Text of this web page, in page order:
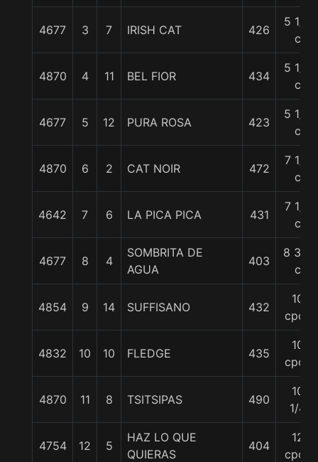
4677 3 7 IRISH CAT 426
5 1/4
c
4870 4 11 BEL FIOR 434
5 1/2
c
4677 5 12 PURA ROSA 423
5 1/2
c
4870 6 2 CAT NOIR 472
7 1/2
c
4642 7 6 LA PICA PICA 431
7 1/2
c
4677 8 4
SOMBRITA DE
AGUA
403
8 3/4
c
4854 9 14 SUFFISANO 432
10
cpos
4832 10 10 FLEDGE 435
10
cpos
4870 11 8 TSITSIPAS 490
10
1/4
4754 12 5
HAZ LO QUE
QUIERAS
404
12
cpos